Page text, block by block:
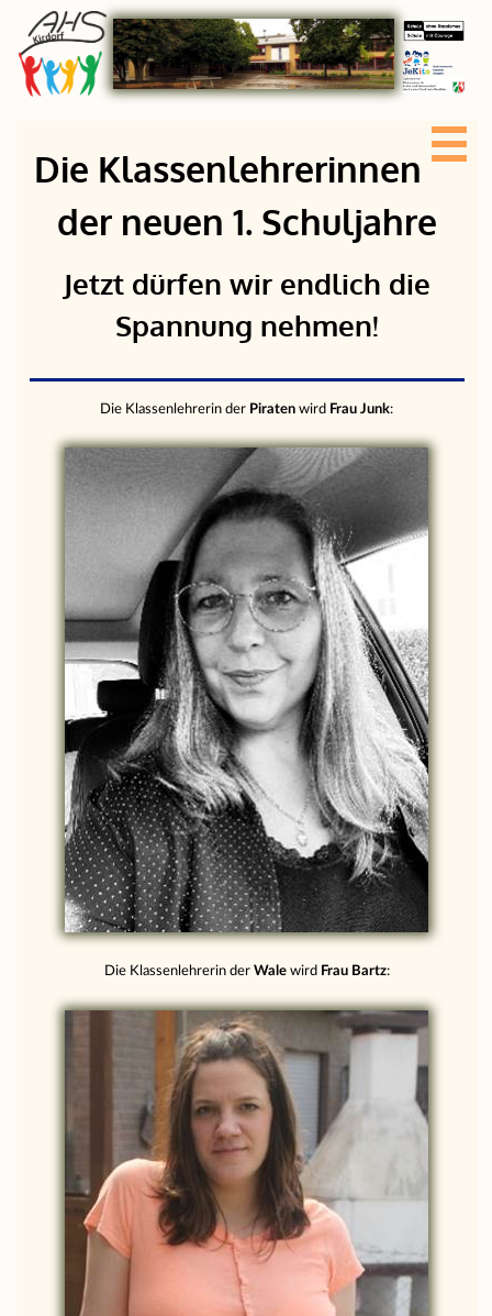
Die Klassenlehrerinnen
der neuen 1. Schuljahre
Jetzt dürfen wir endlich die
Spannung nehmen!
Die Klassenlehrerin der Piraten wird Frau Junk:
Die Klassenlehrerin der Walewird Frau Bartz: